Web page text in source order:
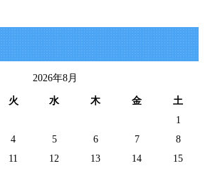
2026年8月
火 水 木 金
土
1
4 5 6 7
8
11 12 13 14 15